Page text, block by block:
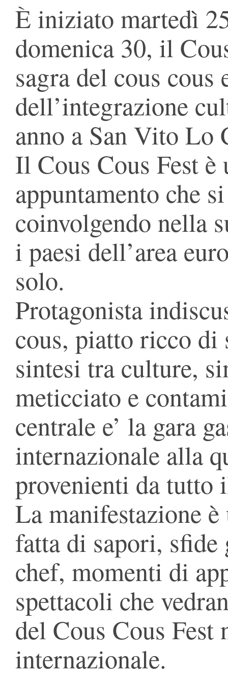
È iniziato martedì
domenica 30, il
sagra del cous
dell’integrazione
anno a San Vito Lo
Il Cous Cous Fest
appuntamento che
coinvolgendo nella
i paesi dell’area
solo.
Protagonista
cous, piatto ricco di
sintesi tra culture,
meticciato e
centrale e’ la gara
internazionale alla
provenienti da tutto
La manifestazione è
fatta di sapori, sfide
chef, momenti di
spettacoli che
del Cous Cous
internazionale.